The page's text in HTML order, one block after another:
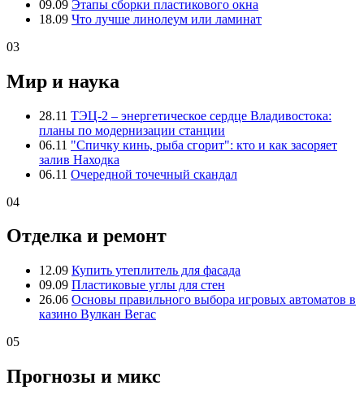
09.09 Этапы сборки пластикового окна
18.09 Что лучше линолеум или ламинат
03
Мир и наука
28.11 ТЭЦ-2 – энергетическое сердце Владивостока:
планы по модернизации станции
06.11 "Спичку кинь, рыба сгорит": кто и как засоряет
залив Находка
06.11 Очередной точечный скандал
04
Отделка и ремонт
12.09 Купить утеплитель для фасада
09.09 Пластиковые углы для стен
26.06 Основы правильного выбора игровых автоматов в
казино Вулкан Вегас
05
Прогнозы и микс